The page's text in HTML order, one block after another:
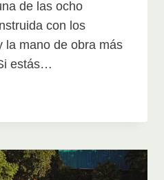
de las ocho
con los
la mano de obra más
estás…